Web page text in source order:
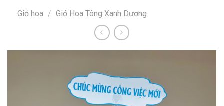
Giỏ hoa / Giỏ Hoa Tông Xanh Dương